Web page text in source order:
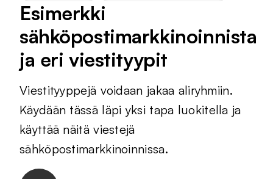
Esimerkki
sähköpostimarkkinoinnista
ja eri viestityypit
Viestityyppejä voidaan jakaa aliryhmiin.
Käydään tässä läpi yksi tapa luokitella ja
käyttää näitä viestejä
sähköpostimarkkinoinnissa.